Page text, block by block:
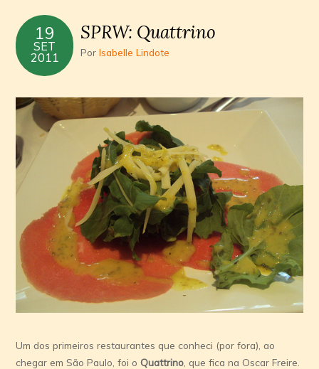
19
SET
2011
SPRW: Quattrino
PorIsabelle Lindote
Um dos primeiros restaurantes que conheci (por fora), ao
chegar em São Paulo, foi oQuattrino , que fica na Oscar Freire.